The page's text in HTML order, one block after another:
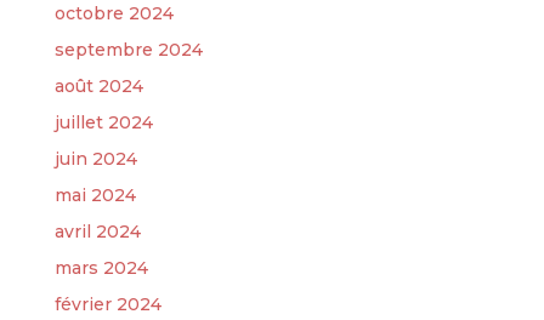
octobre 2024
septembre 2024
août 2024
juillet 2024
juin 2024
mai 2024
avril 2024
mars 2024
février 2024